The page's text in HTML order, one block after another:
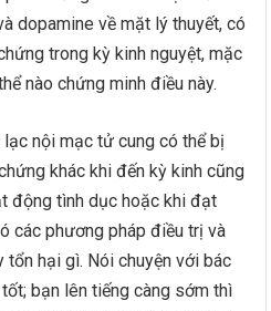
dopamine về mặt lý thuyết, có
trong kỳ kinh nguyệt, mặc
nào chứng minh điều này.
nội mạc tử cung có thể bị
khác khi đến kỳ kinh cũng
động tình dục hoặc khi đạt
các phương pháp điều trị và
tổn hại gì. Nói chuyện với bác
bạn lên tiếng càng sớm thì